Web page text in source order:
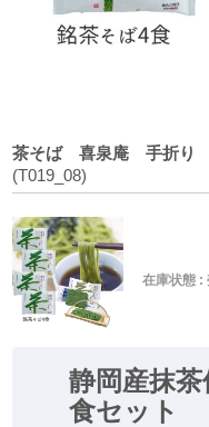
茶そば 喜泉庵 手折り
(T019_08)
在庫状態 :
静岡産抹
食セット